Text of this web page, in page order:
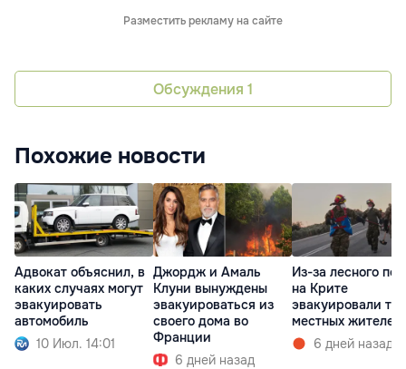
Разместить рекламу на сайте
Обсуждения 1
Похожие новости
Адвокат объяснил, в
каких случаях могут
эвакуировать
автомобиль
10 Июл. 14:01
Джордж и Амаль
Клуни вынуждены
эвакуироваться из
своего дома во
Франции
6 дней назад
Из-за лесного
на Крите
эвакуировали
местных жителей
6 дней назад